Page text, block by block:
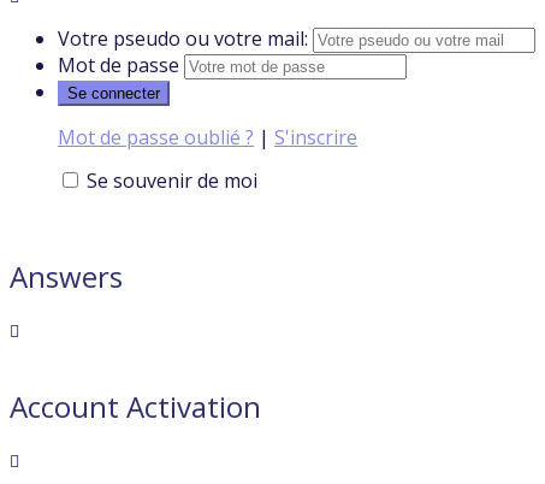
Votre pseudo ou votre mail:
Mot de passe
Mot de passe oublié ? | S'inscrire
Se souvenir de moi
Answers
Account Activation